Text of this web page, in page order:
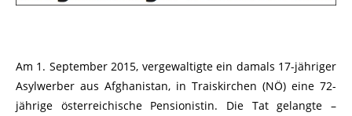
Am 1. September 2015, vergewaltigte ein damals 17-jähriger
Asylwerber aus Afghanistan, in Traiskirchen (NÖ) eine 72-
jährige österreichische Pensionistin. Die Tat gelangte –